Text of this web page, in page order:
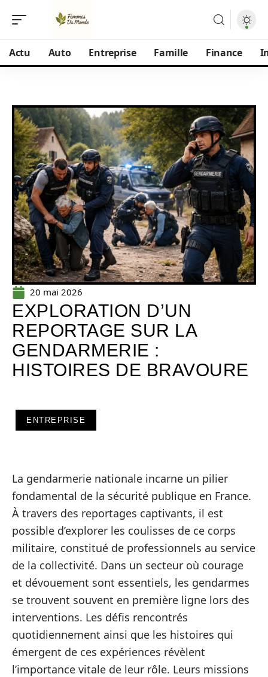
Actu Auto Entreprise Famille Finance
20 mai 2026
EXPLORATION D’UN
REPORTAGE SUR LA
GENDARMERIE :
HISTOIRES DE BRAVOURE
ENTREPRISE
La gendarmerie nationale incarne un pilier
fondamental de la sécurité publique en France.
À travers des reportages captivants, il est
possible d’explorer les coulisses de ce corps
militaire, constitué de professionnels au service
de la collectivité. Dans un secteur où courage
et dévouement sont essentiels, les gendarmes
se trouvent souvent en première ligne lors des
interventions. Les défis rencontrés
quotidiennement ainsi que les histoires qui
émergent de ces expériences révèlent
l’importance vitale de leur rôle. Leurs missions